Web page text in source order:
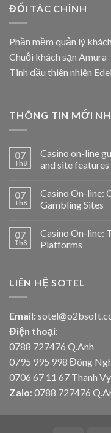
ĐỐI TÁC CHÍNH
Phần mềm quản lý
Chuỗi khách sạn Amura
Tinh dầu thiên nhiên
THÔNG TIN MỚI
07
Th8
Casino on-line
and site features
07
Th8
Casino On-line:
Gambling Sites
07
Th8
Casino On-line:
Platforms
LIÊN HỆ SOTEL
Email:
Điện thoại:
0788 727476 Q.Anh
0795 995 998 Đông
0706 67 11 67 Thanh Vy
Zalo: 0788 727476